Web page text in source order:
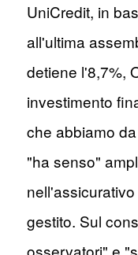
UniCredit, in
all'ultima
detiene l'8,7%,
investimento
che abbiamo
"ha senso"
gestito. Sul